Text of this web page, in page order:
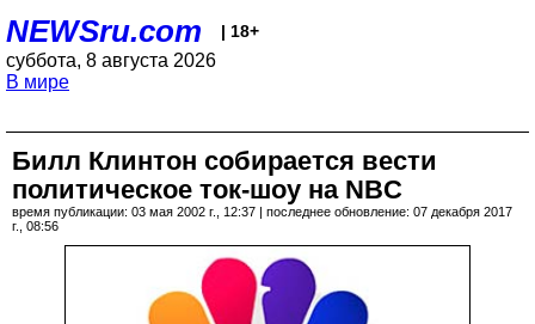
NEWSru.com | 18+
суббота, 8 августа 2026
В мире
Билл Клинтон собирается вести
политическое ток-шоу на NBC
время публикации: 03 мая 2002 г., 12:37 | последнее обновление: 07 декабря 2017
г., 08:56